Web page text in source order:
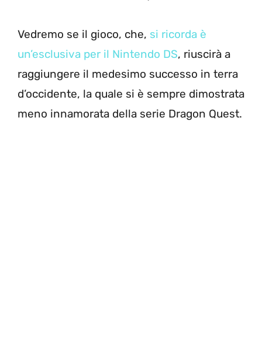
Vedremo se il gioco, che, si ricorda è
un’esclusiva per il Nintendo DS, riuscirà a
raggiungere il medesimo successo in terra
d’occidente, la quale si è sempre dimostrata
meno innamorata della serie Dragon Quest.